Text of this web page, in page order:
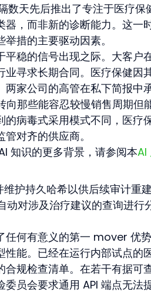
天先后推出了专注于医疗保
，而非新的诊断能力。这一
措的主要驱动因素。
稳的信号出现之际。大客户
寻求长期合同。医疗保健因
家公司的高管在私下简报中
那些能容忍较慢销售周期但
病毒式采用模式不同，医疗
对齐的供应商。
知识的更多背景，请参阅本AI
护持久哈希以供后续审计重
对涉及治疗建议的查询进行
任何有意义的第一 mover 优
能。已经在运行内部试点的
规检查清单。在若干有据可
员会要求通用 API 端点无法